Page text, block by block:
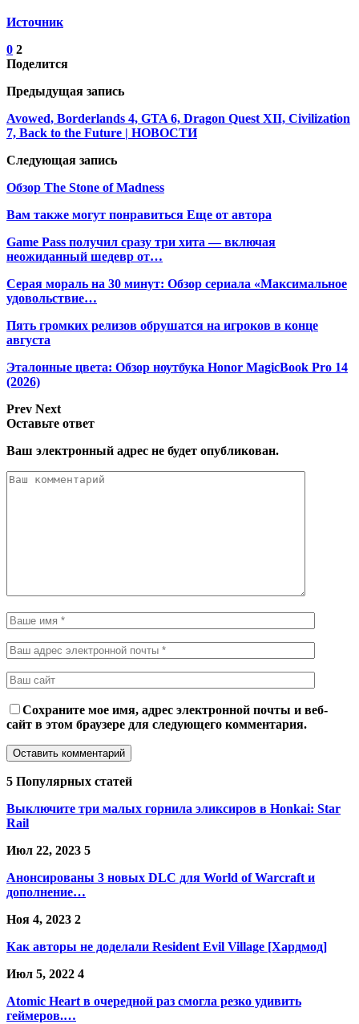
Источник
0 2
Поделится
Предыдущая запись
Avowed, Borderlands 4, GTA 6, Dragon Quest XII, Civilization
7, Back to the Future | НОВОСТИ
Следующая запись
Обзор The Stone of Madness
Вам также могут понравиться Еще от автора
Game Pass получил сразу три хита — включая
неожиданный шедевр от…
Серая мораль на 30 минут: Обзор сериала «Максимальное
удовольствие…
Пять громких релизов обрушатся на игроков в конце
августа
Эталонные цвета: Обзор ноутбука Honor MagicBook Pro 14
(2026)
Prev Next
Оставьте ответ
Ваш электронный адрес не будет опубликован.
Сохраните мое имя, адрес электронной почты и веб-
сайт в этом браузере для следующего комментария.
5 Популярных статей
Выключите три малых горнила эликсиров в Honkai: Star
Rail
Июл 22, 2023 5
Анонсированы 3 новых DLC для World of Warcraft и
дополнение…
Ноя 4, 2023 2
Как авторы не доделали Resident Evil Village [Хардмод]
Июл 5, 2022 4
Atomic Heart в очередной раз смогла резко удивить
геймеров.…